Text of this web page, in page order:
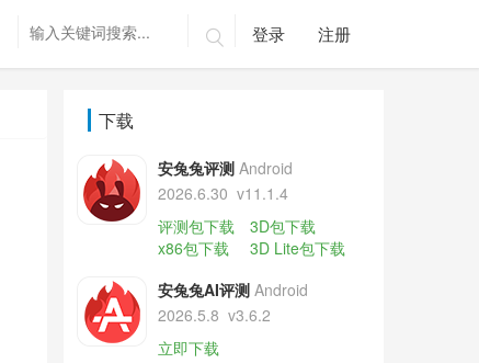
 登录 注册
下载
安兔兔评测 Android
2026.6.30 v11.1.4
评测包下载
3D包下载
x86包下载
3D Lite包下载
安兔兔AI评测 Android
2026.5.8 v3.6.2
立即下载